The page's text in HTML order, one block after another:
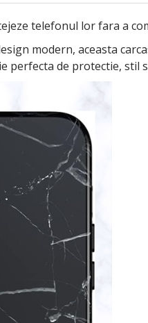
telefonul lor fara a
modern, aceasta
perfecta de protectie, stil